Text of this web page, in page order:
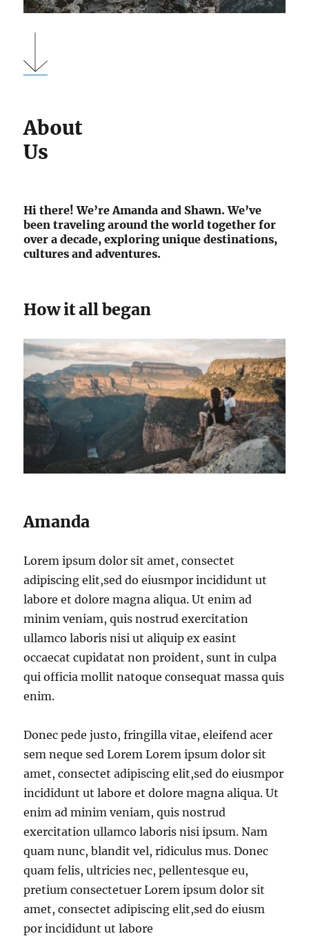
About
Us
Hi there! We’re Amanda and Shawn. We’ve
been traveling around the world together for
over a decade, exploring unique destinations,
cultures and adventures.
How it all began
Amanda
Lorem ipsum dolor sit amet, consectet
adipiscing elit,sed do eiusmpor incididunt ut
labore et dolore magna aliqua. Ut enim ad
minim veniam, quis nostrud exercitation
ullamco laboris nisi ut aliquip ex easint
occaecat cupidatat non proident, sunt in culpa
qui officia mollit natoque consequat massa quis
enim.
Donec pede justo, fringilla vitae, eleifend acer
sem neque sed Lorem Lorem ipsum dolor sit
amet, consectet adipiscing elit,sed do eiusmpor
incididunt ut labore et dolore magna aliqua. Ut
enim ad minim veniam, quis nostrud
exercitation ullamco laboris nisi ipsum. Nam
quam nunc, blandit vel, ridiculus mus. Donec
quam felis, ultricies nec, pellentesque eu,
pretium consectetuer Lorem ipsum dolor sit
amet, consectet adipiscing elit,sed do eiusm
por incididunt ut labore